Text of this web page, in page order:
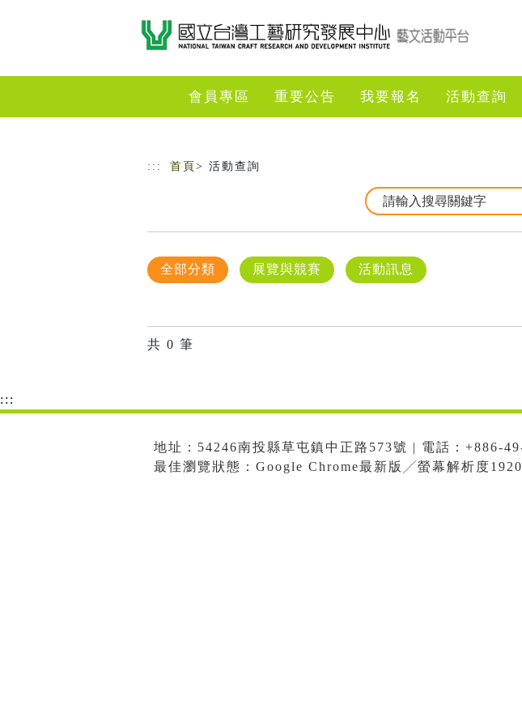
會員專區 重要公告 我要報名 活動查詢
::: 首頁 > 活動查詢
全部分類 展覽與競賽 活動訊息
共 0 筆
:::
地址：54246南投縣草屯鎮中正路573號 | 電話：+886-
最佳瀏覽狀態：Google Chrome最新版╱螢幕解析度